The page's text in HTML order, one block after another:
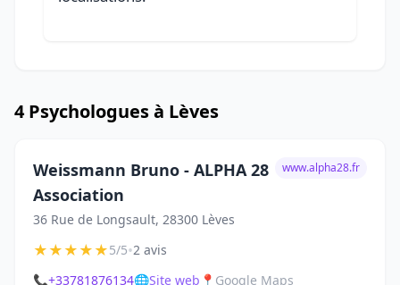
4 Psychologues à Lèves
Weissmann Bruno - ALPHA 28
Association
36 Rue de Longsault, 28300 Lèves
www.alpha28.fr
★★★★★5/5•2 avis
📞+33781876134🌐Site web 📍 Google Maps